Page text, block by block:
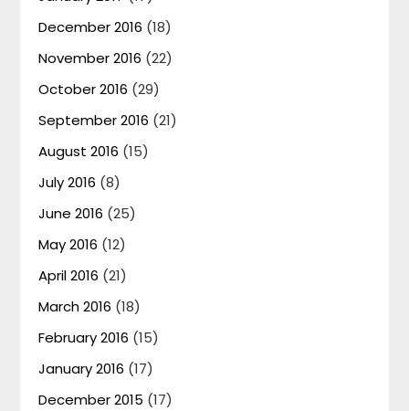
December 2016 (18)
November 2016 (22)
October 2016 (29)
September 2016 (21)
August 2016 (15)
July 2016 (8)
June 2016 (25)
May 2016 (12)
April 2016 (21)
March 2016 (18)
February 2016 (15)
January 2016 (17)
December 2015 (17)